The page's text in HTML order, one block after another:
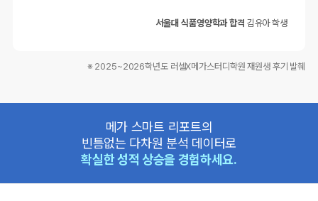
서울대 식품영양학과 합격 김유아 학생
※ 2025~2026학년도 러셀X메가스터디학원 재원생 후기 발췌
메가 스마트 리포트의
빈틈없는 다차원 분석 데이터로
확실한 성적 상승을 경험하세요.